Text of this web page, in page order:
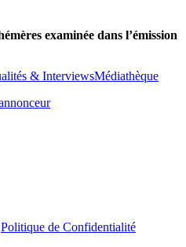
examinée dans l’émission
& InterviewsMédiathèque
Politique de Confidentialité